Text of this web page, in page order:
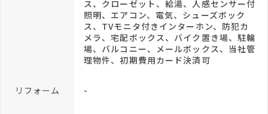
ス、クローゼット、給湯、人感センサー付
照明、エアコン、電気、シューズボック
ス、TVモニタ付きインターホン、防犯カ
メラ、宅配ボックス、バイク置き場、駐輪
場、バルコニー、メールボックス、当社管
理物件、初期費用カード決済可
リフォーム -